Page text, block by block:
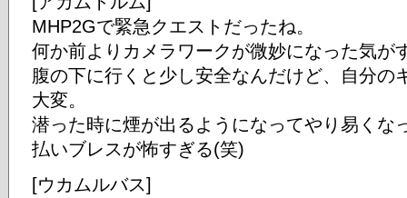
MHP2Gで緊急クエストだったね。
何か前よりカメラワークが微妙になった気が
腹の下に行くと少し安全なんだけど、自分の
大変。
潜った時に煙が出るようになってやり易くな
払いブレスが怖すぎる(笑)
[ウカムルバス]